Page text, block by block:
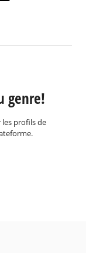
genre!
profils de